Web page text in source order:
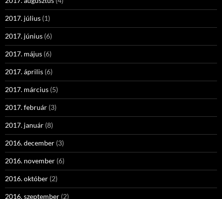
2017. július (1)
2017. június (6)
2017. május (6)
2017. április (6)
2017. március (5)
2017. február (3)
2017. január (8)
2016. december (3)
2016. november (6)
2016. október (2)
2016. szeptember (2)